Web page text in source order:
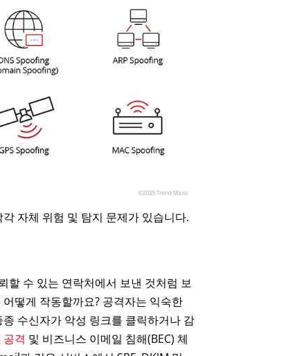
자체 위험 및 탐지 문제가 있습니다.
할 수 있는 연락처에서 보낸 것처럼 보
떻게 작동할까요? 공격자는 익숙한
수신자가 악성 링크를 클릭하거나 감
공격 및 비즈니스 이메일 침해(BEC) 체